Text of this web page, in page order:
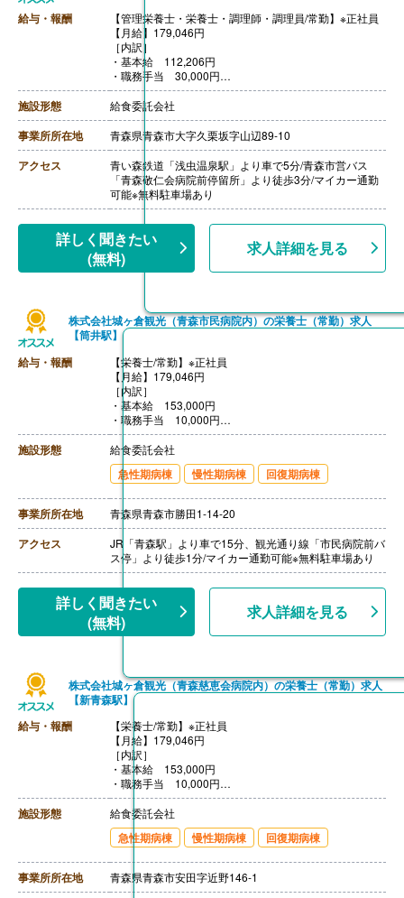
給与・報酬
【管理栄養士・栄養士・調理師・調理員/常勤】※正社員
【月給】179,046円
［内訳］
・基本給 112,206円
・職務手当 30,000円
・特殊手当 36,840円
【賞与】年1回（計0.80ヶ月分）※前年度実績、業績によ
り変動あり
【通勤手当】あり（上限20,700円/月）
【昇給】あり（1月あたり1.02%）※前年度実績、業績に
より変動あり
【退職金】あり※選択制退職金制度
++++++++++++++++++++
【管理栄養士・栄養士・調理師・調理員/常勤】※パート
［内訳］
・基本給 176,165円
【賞与】なし
【通勤手当】あり（上限950円/日）
給の可能性があります。
【退職金】なし
施設形態 給食委託会社
事業所所在地 青森県青森市大字久栗坂字山辺89-10
アクセス
青い森鉄道「浅虫温泉駅」より車で5分/青森市営バス
「青森敬仁会病院前停留所」より徒歩3分/マイカー通勤
可能※無料駐車場あり
詳しく聞きたい
(無料)
求人詳細を見る
株式会社城ヶ倉観光（青森市民病院内）の栄養士（常勤）求人
【筒井駅】
給与・報酬
【栄養士/常勤】※正社員
【月給】179,046円
［内訳］
・基本給 153,000円
・職務手当 10,000円
・特殊手当 16,046円
【賞与】年1回（計0.80ヶ月分）※前年度実績
【通勤手当】あり（上限20,700円/月）
【昇給】あり（1月あたり1.02％-）※前年度実績
施設形態 給食委託会社
急性期病棟 慢性期病棟 回復期病棟
事業所所在地 青森県青森市勝田1-14-20
アクセス
JR「青森駅」より車で15分、観光通り線「市民病院前バ
ス停」より徒歩1分/マイカー通勤可能※無料駐車場あり
詳しく聞きたい
(無料)
求人詳細を見る
株式会社城ヶ倉観光（青森慈恵会病院内）の栄養士（常勤）求人
【新青森駅】
給与・報酬
【栄養士/常勤】※正社員
【月給】179,046円
［内訳］
・基本給 153,000円
・職務手当 10,000円
・特殊手当 16,046円
【賞与】年1回（計0.80ヶ月分）※前年度実績
【通勤手当】あり（上限20,700円/月）
【昇給】あり（1月あたり1.02％-）※前年度実績
施設形態 給食委託会社
急性期病棟 慢性期病棟 回復期病棟
事業所所在地 青森県青森市安田字近野146-1